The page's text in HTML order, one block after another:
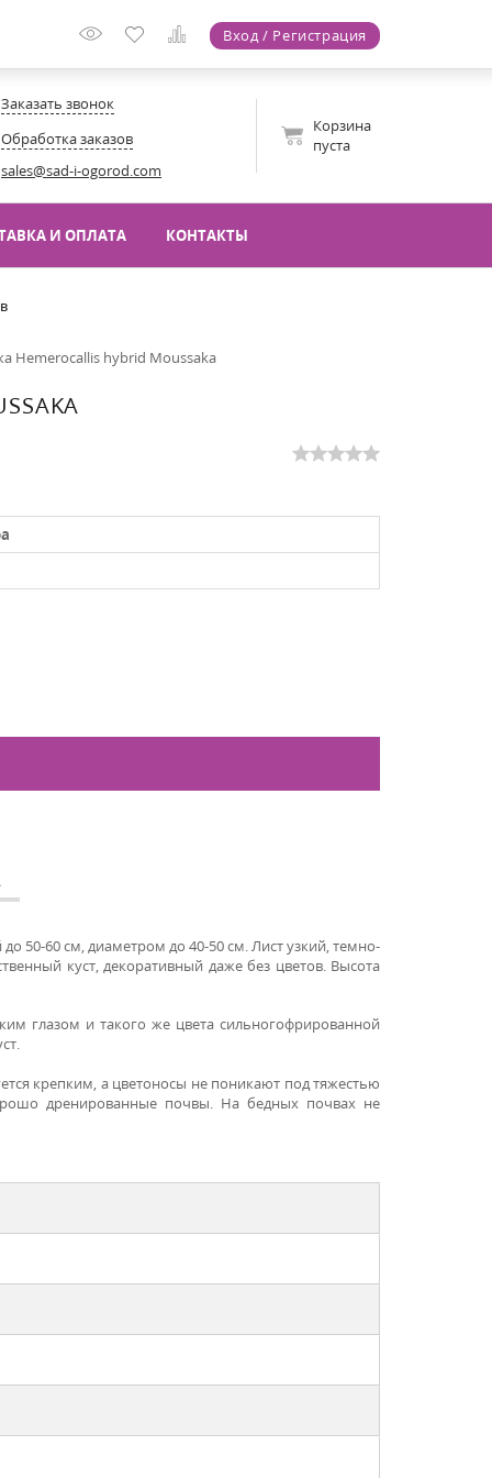
Вход / Регистрация
Заказать звонок
Обработка заказов
sales@sad-i-ogorod.com
Корзина
пуста
И ОПЛАТА КОНТАКТЫ
Hemerocallis hybrid Moussaka
50-60 см, диаметром до 40-50 см. Лист узкий, темно-
куст, декоративный даже без цветов. Высота
глазом и такого же цвета сильногофрированной
крепким, а цветоносы не поникают под тяжестью
дренированные почвы. На бедных почвах не